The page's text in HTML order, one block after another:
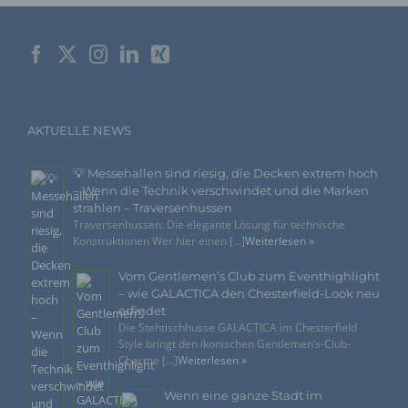
AKTUELLE NEWS
💡 Messehallen sind riesig, die Decken extrem hoch
– Wenn die Technik verschwindet und die Marken
strahlen – Traversenhussen
Traversenhussen: Die elegante Lösung für technische
Konstruktionen Wer hier einen [...]Weiterlesen »
Vom Gentlemen’s Club zum Eventhighlight
– wie GALACTICA den Chesterfield-Look neu
erfindet
Die Stehtischhusse GALACTICA im Chesterfield
Style bringt den ikonischen Gentlemen’s-Club-
Charme [...]Weiterlesen »
Wenn eine ganze Stadt im
Verantwortlichen löschen zu lassen.
jeder betroffenen Person jederzeit auf Anfrage
Verarbeitung Verantwortliche personenbezogene
Person, soweit dem keine gesetzlichen
Aufbewahrungspflichten entgegenstehen. Die
Gesamtheit der Mitarbeiter des für die Verarbeitung
Verantwortlichen stehen der betroffenen Person in
diesem Zusammenhang als Ansprechpartner zur
Verfügung.
Kontaktmöglichkeit über die Internetseite
Die Internetseite enthält aufgrund von gesetzlichen
Vorschriften Angaben, die eine schnelle elektronische
Kontaktaufnahme zu unserem Unternehmen sowie eine
unmittelbare Kommunikation mit uns ermöglichen, was
ebenfalls eine allgemeine Adresse der sogenannten
elektronischen Post (E-Mail-Adresse) umfasst. Sofern eine